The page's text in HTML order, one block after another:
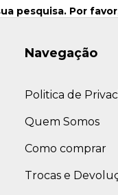
pesquisa. Por
Navegação
Politica de
Quem Somos
Como comprar
Trocas e